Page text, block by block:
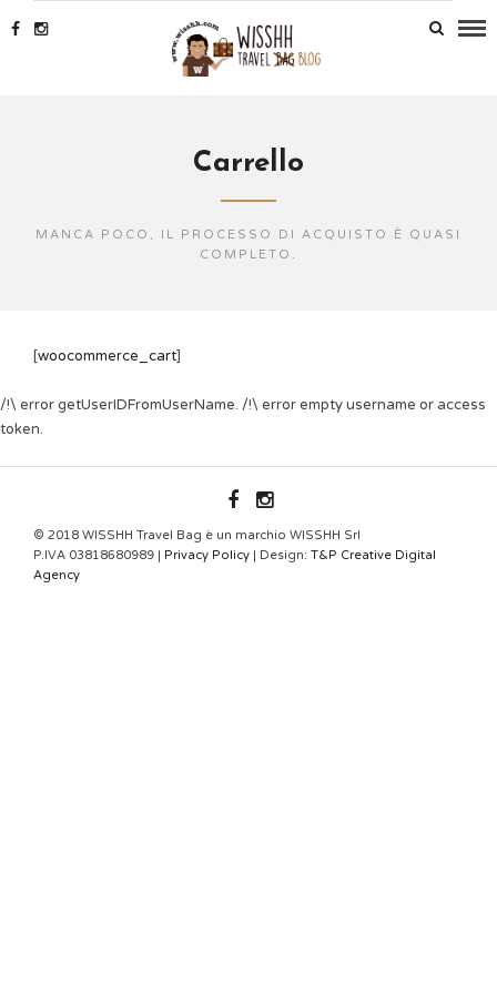
Carrello
MANCA POCO, IL PROCESSO DI ACQUISTO È QUASI
COMPLETO.
[woocommerce_cart]
/!\ error getUserIDFromUserName. /!\ error empty username or access
token.
WISSHH.OFFICIAL
© 2018 WISSHH Travel Bag è un marchio WISSHH Srl
P.IVA 03818680989 | Privacy Policy | Design: T&P Creative Digital
Agency